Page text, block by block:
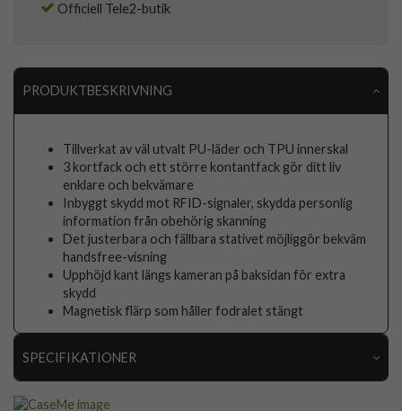
Officiell Tele2-butik
PRODUKTBESKRIVNING
Tillverkat av väl utvalt PU-läder och TPU innerskal
3 kortfack och ett större kontantfack gör ditt liv
enklare och bekvämare
Inbyggt skydd mot RFID-signaler, skydda personlig
information från obehörig skanning
Det justerbara och fällbara stativet möjliggör bekväm
handsfree-visning
Upphöjd kant längs kameran på baksidan för extra
skydd
Magnetisk flärp som håller fodralet stängt
SPECIFIKATIONER